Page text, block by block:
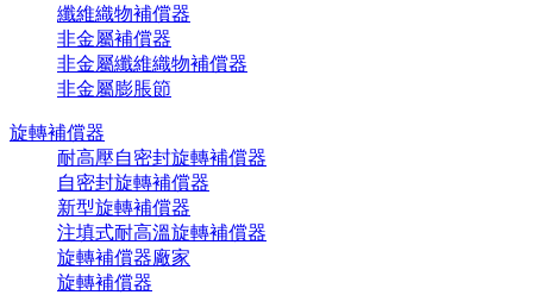
纖維織物補償器
非金屬補償器
非金屬纖維織物補償器
非金屬膨脹節
旋轉補償器
耐高壓自密封旋轉補償器
自密封旋轉補償器
新型旋轉補償器
注填式耐高溫旋轉補償器
旋轉補償器廠家
旋轉補償器